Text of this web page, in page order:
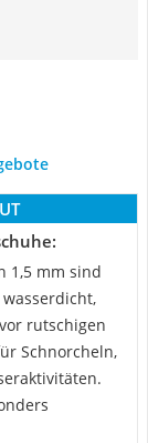
1,5 mm sind
rutschigen
Schnorcheln,